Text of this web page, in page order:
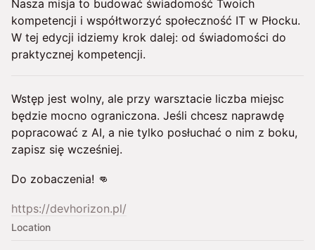
Nasza misja to budować świadomość Twoich
kompetencji i współtworzyć społeczność IT w Płocku.
W tej edycji idziemy krok dalej: od świadomości do
praktycznej kompetencji.
Wstęp jest wolny, ale przy warsztacie liczba miejsc
będzie mocno ograniczona. Jeśli chcesz naprawdę
popracować z AI, a nie tylko posłuchać o nim z boku,
zapisz się wcześniej.
Do zobaczenia! 👊
https://devhorizon.pl/
Location